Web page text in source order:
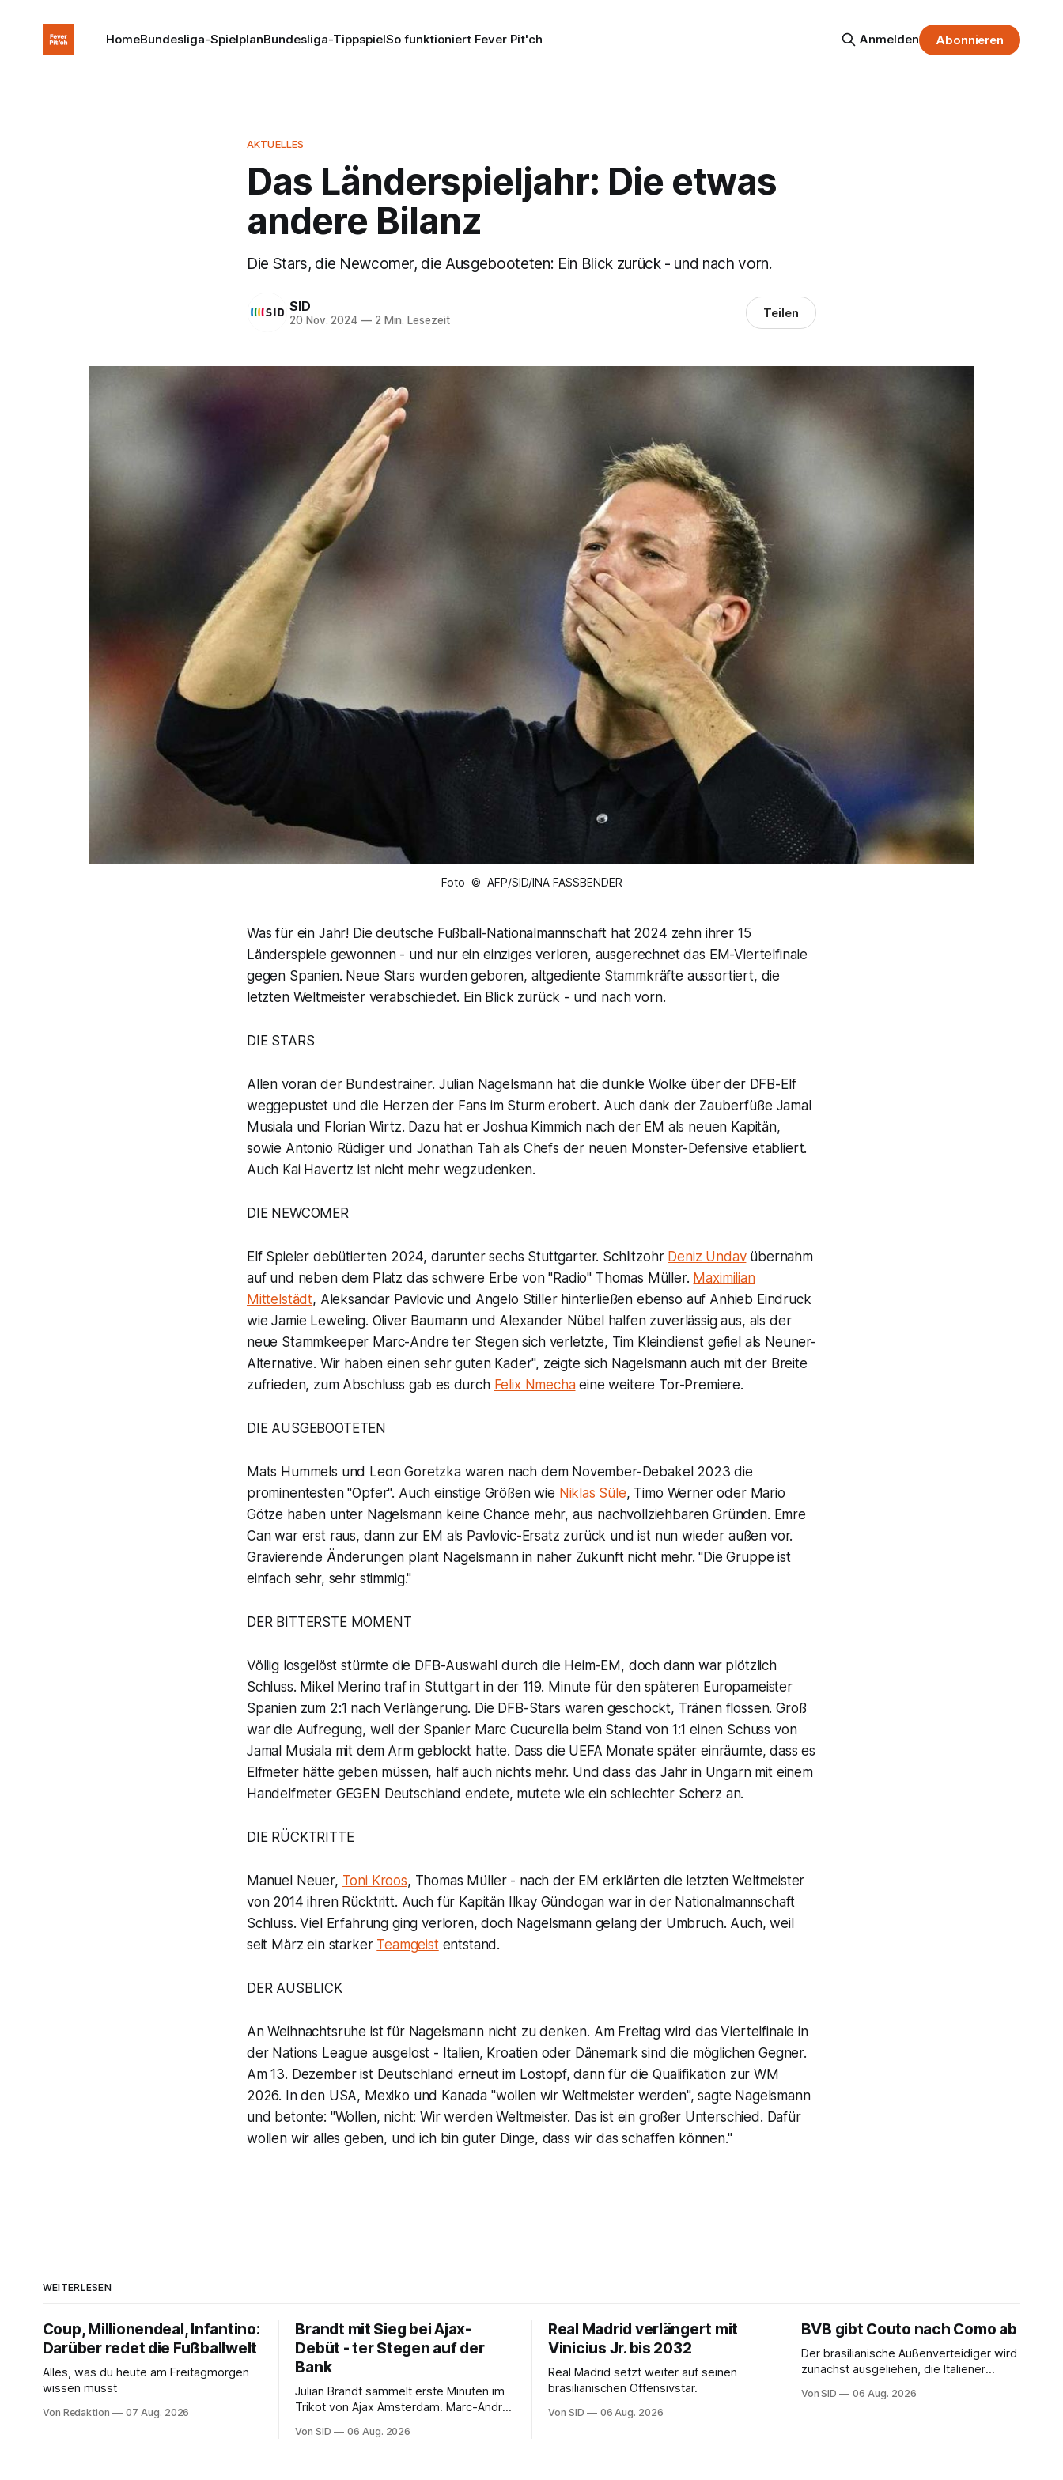
HomeBundesliga-SpielplanBundesliga-TippspielSo funktioniert Fever Pit'ch Anmelden Abonnieren
AKTUELLES
Das Länderspieljahr: Die etwas
andere Bilanz
Die Stars, die Newcomer, die Ausgebooteten: Ein Blick zurück - und nach vorn.
SID
20 Nov. 2024 —2 Min. Lesezeit Teilen
Foto © AFP/SID/INA FASSBENDER
Was für ein Jahr! Die deutsche Fußball-Nationalmannschaft hat 2024 zehn ihrer 15
Länderspiele gewonnen - und nur ein einziges verloren, ausgerechnet das EM-Viertelfinale
gegen Spanien. Neue Stars wurden geboren, altgediente Stammkräfte aussortiert, die
letzten Weltmeister verabschiedet. Ein Blick zurück - und nach vorn.
DIE STARS
Allen voran der Bundestrainer. Julian Nagelsmann hat die dunkle Wolke über der DFB-Elf
weggepustet und die Herzen der Fans im Sturm erobert. Auch dank der Zauberfüße Jamal
Musiala und Florian Wirtz. Dazu hat er Joshua Kimmich nach der EM als neuen Kapitän,
sowie Antonio Rüdiger und Jonathan Tah als Chefs der neuen Monster-Defensive etabliert.
Auch Kai Havertz ist nicht mehr wegzudenken.
DIE NEWCOMER
Elf Spieler debütierten 2024, darunter sechs Stuttgarter. Schlitzohr Deniz Undavübernahm
auf und neben dem Platz das schwere Erbe von "Radio" Thomas Müller. Maximilian
Mittelstädt, Aleksandar Pavlovic und Angelo Stiller hinterließen ebenso auf Anhieb Eindruck
wie Jamie Leweling. Oliver Baumann und Alexander Nübel halfen zuverlässig aus, als der
neue Stammkeeper Marc-Andre ter Stegen sich verletzte, Tim Kleindienst gefiel als Neuner-
Alternative. Wir haben einen sehr guten Kader", zeigte sich Nagelsmann auch mit der Breite
zufrieden, zum Abschluss gab es durch Felix Nmechaeine weitere Tor-Premiere.
DIE AUSGEBOOTETEN
Mats Hummels und Leon Goretzka waren nach dem November-Debakel 2023 die
prominentesten "Opfer". Auch einstige Größen wie Niklas Süle, Timo Werner oder Mario
Götze haben unter Nagelsmann keine Chance mehr, aus nachvollziehbaren Gründen. Emre
Can war erst raus, dann zur EM als Pavlovic-Ersatz zurück und ist nun wieder außen vor.
Gravierende Änderungen plant Nagelsmann in naher Zukunft nicht mehr. "Die Gruppe ist
einfach sehr, sehr stimmig."
DER BITTERSTE MOMENT
Völlig losgelöst stürmte die DFB-Auswahl durch die Heim-EM, doch dann war plötzlich
Schluss. Mikel Merino traf in Stuttgart in der 119. Minute für den späteren Europameister
Spanien zum 2:1 nach Verlängerung. Die DFB-Stars waren geschockt, Tränen flossen. Groß
war die Aufregung, weil der Spanier Marc Cucurella beim Stand von 1:1 einen Schuss von
Jamal Musiala mit dem Arm geblockt hatte. Dass die UEFA Monate später einräumte, dass es
Elfmeter hätte geben müssen, half auch nichts mehr. Und dass das Jahr in Ungarn mit einem
Handelfmeter GEGEN Deutschland endete, mutete wie ein schlechter Scherz an.
DIE RÜCKTRITTE
Manuel Neuer, Toni Kroos, Thomas Müller - nach der EM erklärten die letzten Weltmeister
von 2014 ihren Rücktritt. Auch für Kapitän Ilkay Gündogan war in der Nationalmannschaft
Schluss. Viel Erfahrung ging verloren, doch Nagelsmann gelang der Umbruch. Auch, weil
seit März ein starker Teamgeistentstand.
DER AUSBLICK
An Weihnachtsruhe ist für Nagelsmann nicht zu denken. Am Freitag wird das Viertelfinale in
der Nations League ausgelost - Italien, Kroatien oder Dänemark sind die möglichen Gegner.
Am 13. Dezember ist Deutschland erneut im Lostopf, dann für die Qualifikation zur WM
2026. In den USA, Mexiko und Kanada "wollen wir Weltmeister werden", sagte Nagelsmann
und betonte: "Wollen, nicht: Wir werden Weltmeister. Das ist ein großer Unterschied. Dafür
wollen wir alles geben, und ich bin guter Dinge, dass wir das schaffen können."
WEITERLESEN
Coup, Millionendeal, Infantino:
Darüber redet die Fußballwelt
Alles, was du heute am Freitagmorgen
wissen musst
Von Redaktion 07 Aug. 2026
Brandt mit Sieg bei Ajax-
Debüt - ter Stegen auf der
Bank
Julian Brandt sammelt erste Minuten im
Trikot von Ajax Amsterdam. Marc-André
Von SID 06 Aug. 2026
Real Madrid verlängert mit
Vinicius Jr. bis 2032
Real Madrid setzt weiter auf seinen
brasilianischen Offensivstar.
Von SID 06 Aug. 2026
BVB gibt Couto nach Como ab
Der brasilianische Außenverteidiger wird
zunächst ausgeliehen, die Italiener
Von SID 06 Aug. 2026